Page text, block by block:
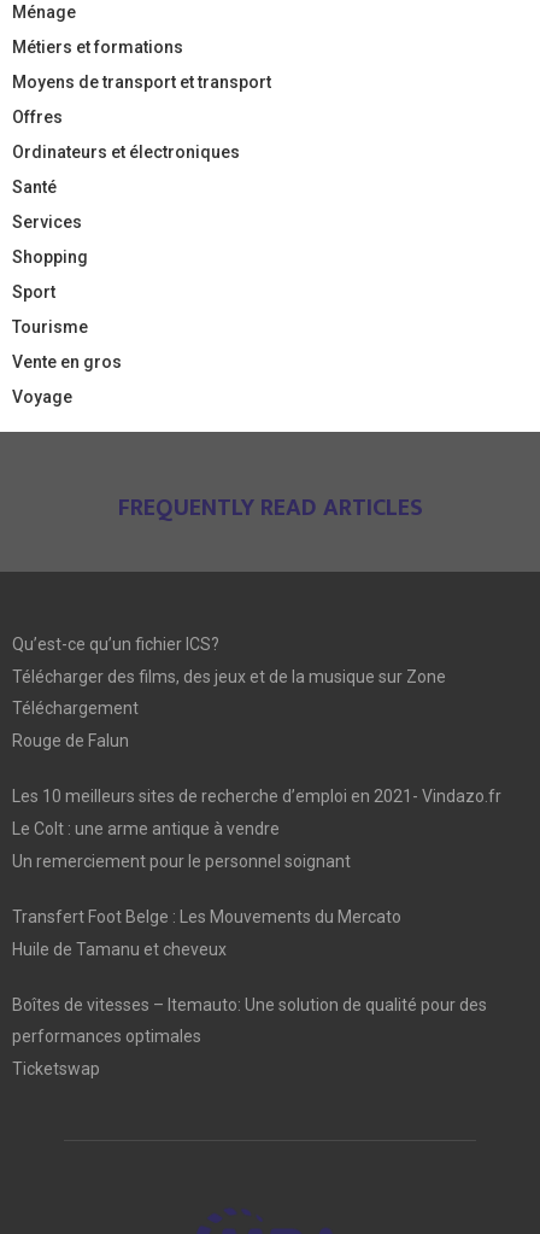
Ménage
Métiers et formations
Moyens de transport et transport
Offres
Ordinateurs et électroniques
Santé
Services
Shopping
Sport
Tourisme
Vente en gros
Voyage
FREQUENTLY READ ARTICLES
Qu’est-ce qu’un fichier ICS?
Télécharger des films, des jeux et de la musique sur Zone
Téléchargement
Rouge de Falun
Les 10 meilleurs sites de recherche d’emploi en 2021- Vindazo.fr
Le Colt : une arme antique à vendre
Un remerciement pour le personnel soignant
Transfert Foot Belge : Les Mouvements du Mercato
Huile de Tamanu et cheveux
Boîtes de vitesses – Itemauto: Une solution de qualité pour des
performances optimales
Ticketswap